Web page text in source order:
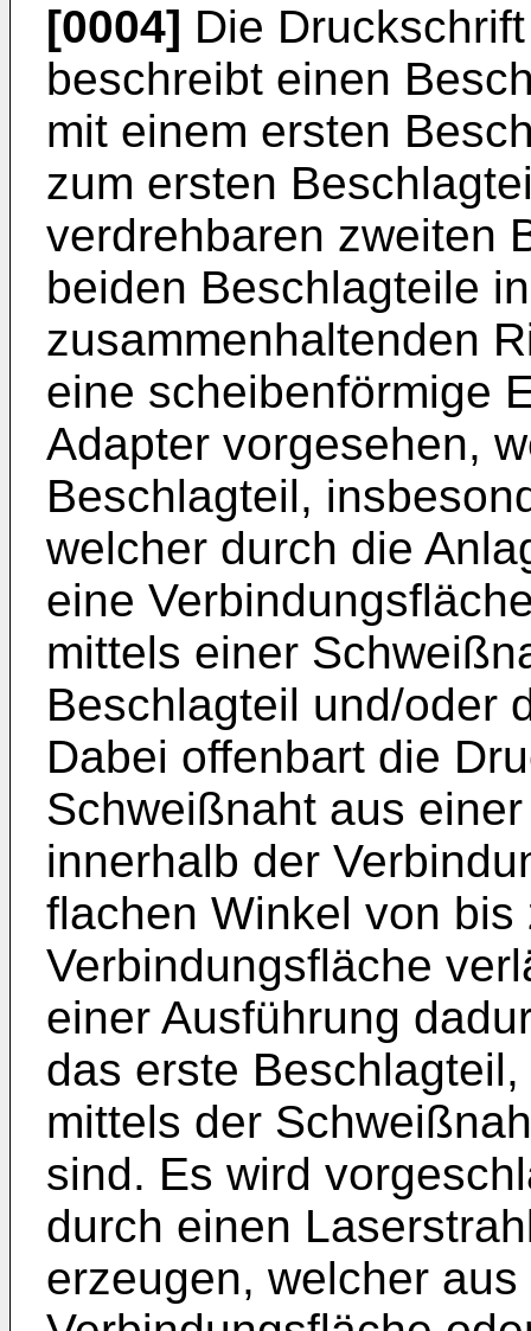
[0004] Die
beschreibt einen
mit einem ersten
zum ersten
verdrehbaren zweiten
beiden Beschlagteile
zusammenhaltenden
eine scheibenförmige
Adapter vorgesehen,
Beschlagteil,
welcher durch die
eine
mittels einer
Beschlagteil und/oder
Dabei offenbart die
Schweißnaht aus
innerhalb der
flachen Winkel von bis
Verbindungsfläche
einer Ausführung
das erste
mittels der
sind. Es wird
durch einen
erzeugen, welcher